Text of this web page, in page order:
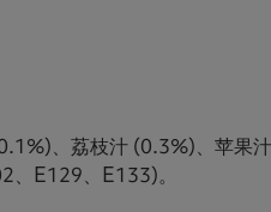
、荔枝汁 (0.3%)、苹果
E129、E133)。